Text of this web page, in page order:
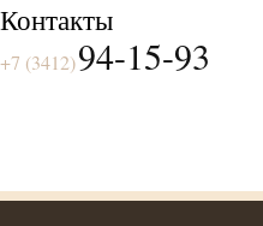
Контакты
+7 (3412)94-15-93